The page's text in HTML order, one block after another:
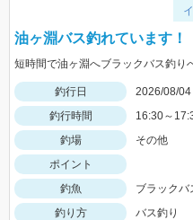
油ヶ淵バス釣れています！
釣行日
2026/08/04
釣行時間
16:30～
釣場
その他
ポイント
釣魚
ブラックバ
釣り方
バス釣り